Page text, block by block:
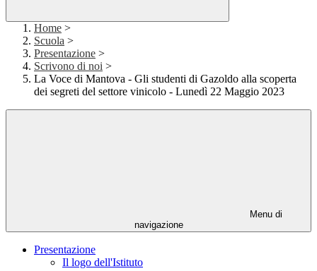
Home >
Scuola >
Presentazione >
Scrivono di noi >
La Voce di Mantova - Gli studenti di Gazoldo alla scoperta
dei segreti del settore vinicolo - Lunedì 22 Maggio 2023
Menu di
navigazione
Presentazione
Il logo dell'Istituto